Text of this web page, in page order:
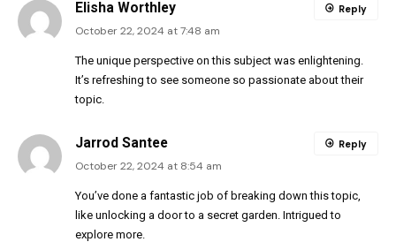
Elisha Worthley
October 22, 2024 at 7:48 am
The unique perspective on this subject was enlightening.
It’s refreshing to see someone so passionate about their
topic.
Reply
Jarrod Santee
October 22, 2024 at 8:54 am
You’ve done a fantastic job of breaking down this topic,
like unlocking a door to a secret garden. Intrigued to
explore more.
Reply